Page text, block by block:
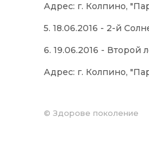
Адрес: г. Колпино,
5. 18.06.2016 - 2-й
6. 19.06.2016 - Второй
Адрес: г. Колпино,
© Здорове поколение